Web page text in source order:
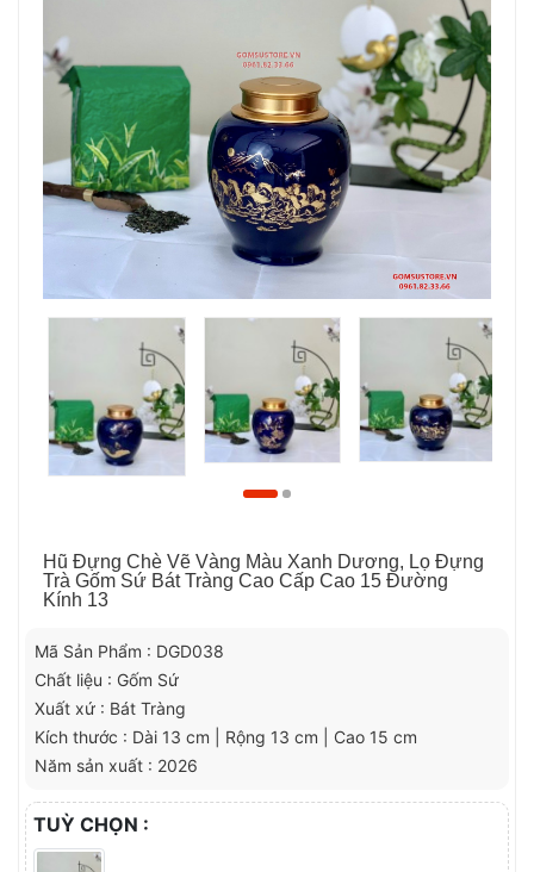
Hũ Đựng Chè Vẽ Vàng Màu Xanh Dương, Lọ Đựng
Trà Gốm Sứ Bát Tràng Cao Cấp Cao 15 Đường
Kính 13
Mã Sản Phẩm : DGD038
Chất liệu : Gốm Sứ
Xuất xứ : Bát Tràng
Kích thước : Dài 13 cm | Rộng 13 cm | Cao 15 cm
Năm sản xuất : 2026
TUỲ CHỌN :